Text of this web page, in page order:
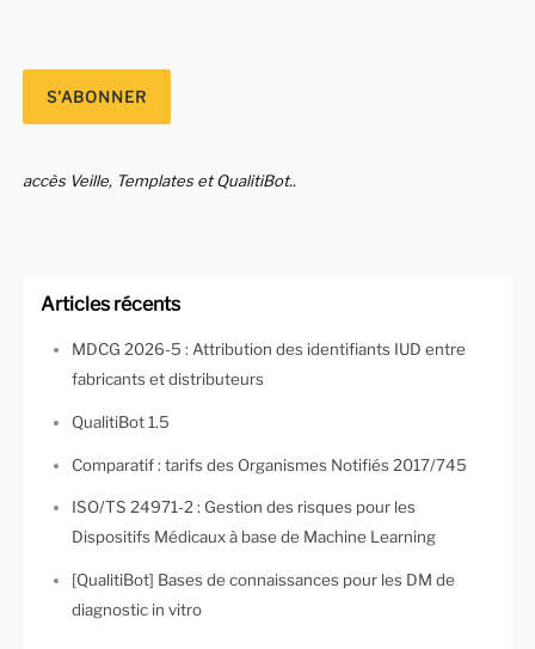
accès Veille, Templates et QualitiBot..
Articles récents
MDCG 2026-5 : Attribution des identifiants IUD entre
fabricants et distributeurs
QualitiBot 1.5
Comparatif : tarifs des Organismes Notifiés 2017/745
ISO/TS 24971-2 : Gestion des risques pour les
Dispositifs Médicaux à base de Machine Learning
[QualitiBot] Bases de connaissances pour les DM de
diagnostic in vitro